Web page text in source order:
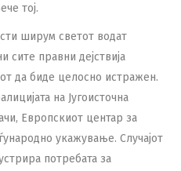
тој.
ширум светот водат
сите правни дејствија
да биде целосно истражен.
на Југоисточна
Европскиот центар за
укажување. Случајот
потребата за